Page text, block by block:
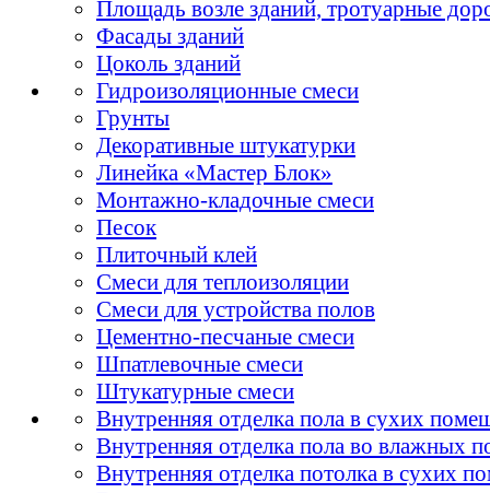
Площадь возле зданий, тротуарные
Фасады зданий
Цоколь зданий
Гидроизоляционные смеси
Грунты
Декоративные штукатурки
Линейка «Мастер Блок»
Монтажно-кладочные смеси
Песок
Плиточный клей
Смеси для теплоизоляции
Смеси для устройства полов
Цементно-песчаные смеси
Шпатлевочные смеси
Штукатурные смеси
Внутренняя отделка пола в сухих
Внутренняя отделка пола во влажных
Внутренняя отделка потолка в сухих